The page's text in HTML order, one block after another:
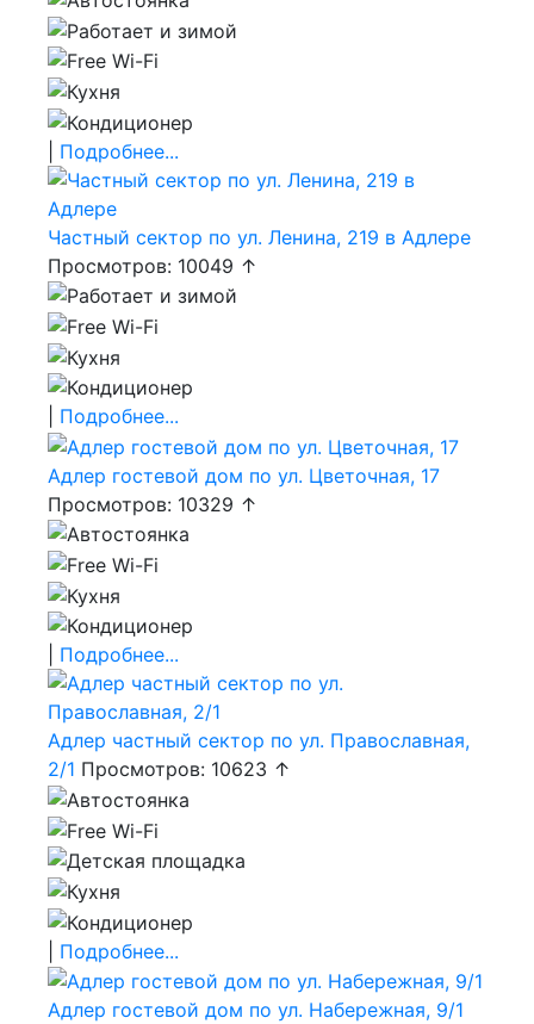
Подробнее...
Частный сектор по ул. Ленина, 219 в Адлере
Просмотров: 10049 ↑
Подробнее...
Адлер гостевой дом по ул. Цветочная, 17
Просмотров: 10329 ↑
Подробнее...
Адлер частный сектор по ул. Православная,
2/1 Просмотров: 10623 ↑
Подробнее...
Адлер гостевой дом по ул. Набережная, 9/1